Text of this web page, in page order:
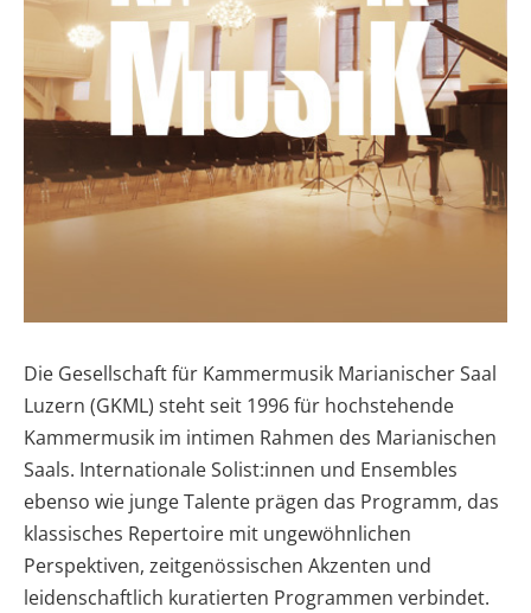
Die Gesellschaft für Kammermusik Marianischer Saal
Luzern (GKML) steht seit 1996 für hochstehende
Kammermusik im intimen Rahmen des Marianischen
Saals. Internationale Solist:innen und Ensembles
ebenso wie junge Talente prägen das Programm, das
klassisches Repertoire mit ungewöhnlichen
Perspektiven, zeitgenössischen Akzenten und
leidenschaftlich kuratierten Programmen verbindet.